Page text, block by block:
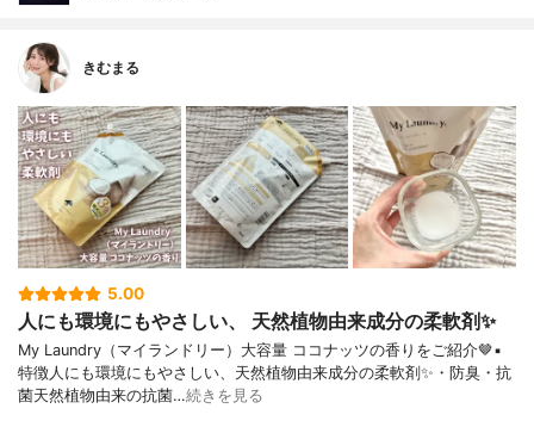
きむまる
5.00
人にも環境にもやさしい、 天然植物由来成分の柔軟剤✨
My Laundry（マイランドリー）大容量 ココナッツの香りをご紹介🤎▪︎
特徴人にも環境にもやさしい、天然植物由来成分の柔軟剤✨・防臭・抗
菌天然植物由来の抗菌…続きを見る